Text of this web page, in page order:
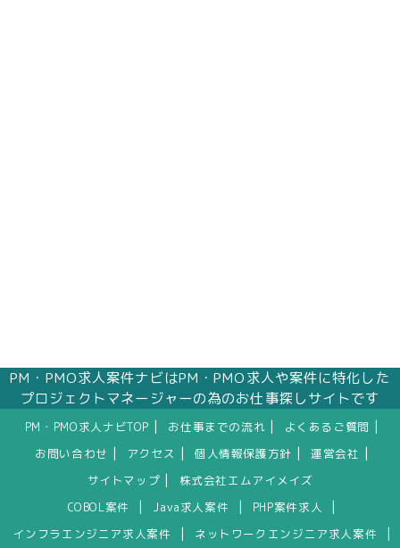
PM・PMO求人案件ナビはPM・PMO求人や案件に特化した
プロジェクトマネージャーの為のお仕事探しサイトです
PM・PMO求人ナビTOP お仕事までの流れ よくあるご質問
お問い合わせ アクセス 個人情報保護方針 運営会社
サイトマップ
株式会社エムアイメイズ
COBOL案件
Java求人案件 PHP案件求人
インフラエンジニア求人案件 ネットワークエンジニア求人案件